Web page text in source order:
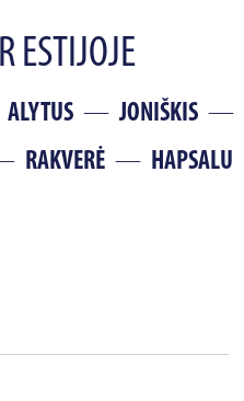
ESTIJOJE
ALYTUS JONIŠKIS
RAKVERĖ HAPSALU